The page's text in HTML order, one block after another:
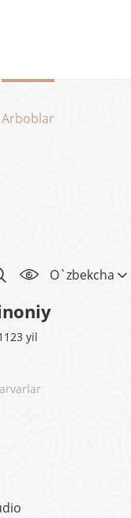
Arboblar
O`zbekcha
yil